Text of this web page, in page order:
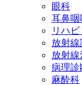
眼科
耳鼻咽
リハ
放射
放射
病理診
麻酔科